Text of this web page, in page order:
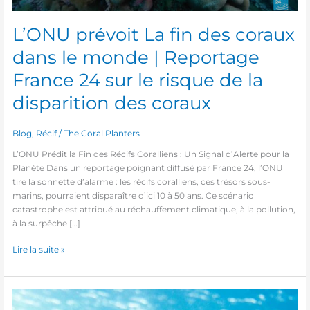
L’ONU prévoit La fin des coraux
dans le monde | Reportage
France 24 sur le risque de la
disparition des coraux
Blog, Récif/The Coral Planters
L’ONU Prédit la Fin des Récifs Coralliens : Un Signal d’Alerte pour la
Planète Dans un reportage poignant diffusé par France 24, l’ONU
tire la sonnette d’alarme : les récifs coralliens, ces trésors sous-
marins, pourraient disparaître d’ici 10 à 50 ans. Ce scénario
catastrophe est attribué au réchauffement climatique, à la pollution,
à la surpêche […]
24
sur
le
risque
de
la
disparition
coraux
Lire la suite »
Poisson-